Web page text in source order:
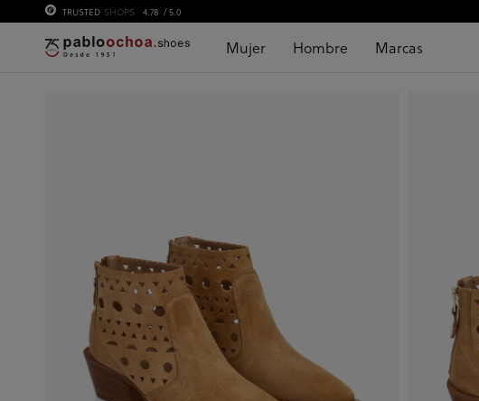
TRUSTED SHOPS 4.78 / 5.0
Mujer Hombre Marcas